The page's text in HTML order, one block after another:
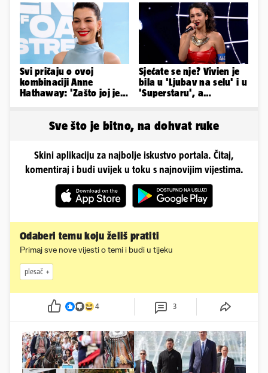
Svi pričaju o ovoj
kombinaciji Anne
Hathaway: 'Zašto joj je
Sjećate se nje? Vivien je
bila u 'Ljubav na selu' i u
'Superstaru', a
Sve što je bitno, na dohvat ruke
Skini aplikaciju za najbolje iskustvo portala. Čitaj,
komentiraj i budi uvijek u toku s najnovijim vijestima.
Odaberi temu koju želiš pratiti
Primaj sve nove vijesti o temi i budi u tijeku
plesač
4 3